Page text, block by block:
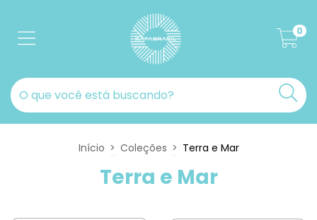
0
Início > Coleções > Terra e Mar
Terra e Mar